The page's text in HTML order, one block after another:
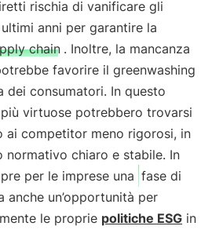
rischia di vanificare gli
anni per garantire la
chain . Inoltre, la mancanza
favorire il greenwashing
dei consumatori. In questo
virtuose potrebbero trovarsi
ai competitor meno rigorosi, in
normativo chiaro e stabile. In
per le imprese una fase di
anche un’opportunità per
le proprie politiche ESG in